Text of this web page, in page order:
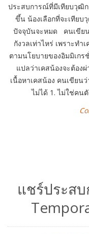
ประสบการณ์ที่มีเทียบวุฒิก
ขึ้น น้องเลือกที่จะเทียบ
ปัจจุบันจะหมด คนเขียน
กังวลเท่าไหร่ เพราะท
ตามนโยบายของอิมมิเก
แปลว่าเคสน้องจะต้อง
เนื้อหาเคสน้อง คนเขียน
ไม่ได้ 1. ไม่ใช่คน
แชร์ประส